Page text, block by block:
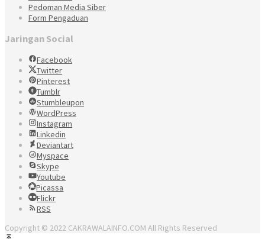
Pedoman Media Siber
Form Pengaduan
Jaringan Social
Facebook
Twitter
Pinterest
Tumblr
Stumbleupon
WordPress
Instagram
Linkedin
Deviantart
Myspace
Skype
Youtube
Picassa
Flickr
RSS
Copyright © 2022 CAKRAWALAINFO.COM All Rights Reserved